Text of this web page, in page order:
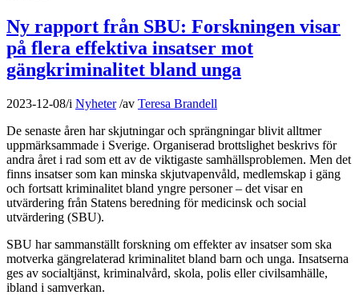
Ny rapport från SBU: Forskningen visar
på flera effektiva insatser mot
gängkriminalitet bland unga
2023-12-08/i Nyheter /av Teresa Brandell
De senaste åren har skjutningar och sprängningar blivit alltmer
uppmärksammade i Sverige. Organiserad brottslighet beskrivs för
andra året i rad som ett av de viktigaste samhällsproblemen. Men det
finns insatser som kan minska skjutvapenvåld, medlemskap i gäng
och fortsatt kriminalitet bland yngre personer – det visar en
utvärdering från Statens beredning för medicinsk och social
utvärdering (SBU).
SBU har sammanställt forskning om effekter av insatser som ska
motverka gängrelaterad kriminalitet bland barn och unga. Insatserna
ges av socialtjänst, kriminalvård, skola, polis eller civilsamhälle,
ibland i samverkan.